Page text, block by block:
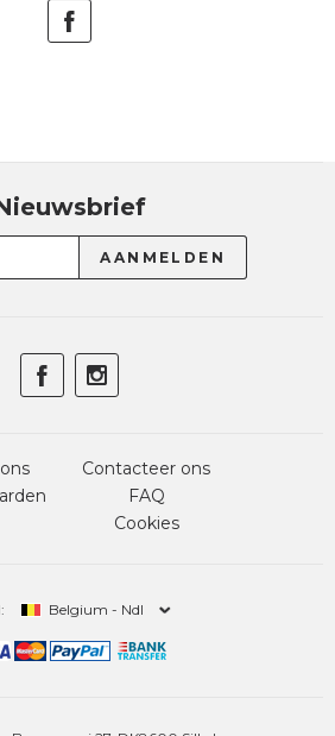
Contacteer ons
FAQ
Cookies
Belgium - Ndl